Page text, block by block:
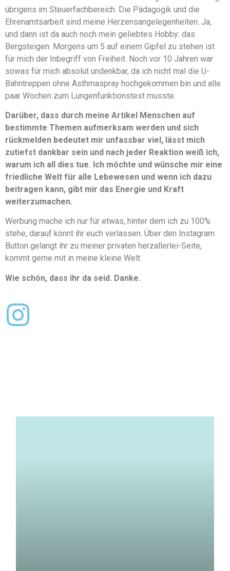
übrigens im Steuerfachbereich. Die Pädagogik und die
Ehrenamtsarbeit sind meine Herzensangelegenheiten. Ja,
und dann ist da auch noch mein geliebtes Hobby: das
Bergsteigen. Morgens um 5 auf einem Gipfel zu stehen ist
für mich der Inbegriff von Freiheit. Noch vor 10 Jahren war
sowas für mich absolut undenkbar, da ich nicht mal die U-
Bahntreppen ohne Asthmaspray hochgekommen bin und alle
paar Wochen zum Lungenfunktionstest musste.
Darüber, dass durch meine Artikel Menschen auf
bestimmte Themen aufmerksam werden und sich
rückmelden bedeutet mir unfassbar viel, lässt mich
zutiefst dankbar sein und nach jeder Reaktion weiß ich,
warum ich all dies tue. Ich möchte und wünsche mir eine
friedliche Welt für alle Lebewesen und wenn ich dazu
beitragen kann, gibt mir das Energie und Kraft
weiterzumachen.
Werbung mache ich nur für etwas, hinter dem ich zu 100%
stehe, darauf könnt ihr euch verlassen. Über den Instagram
Button gelangt ihr zu meiner privaten herzallerlei-Seite,
kommt gerne mit in meine kleine Welt.
Wie schön, dass ihr da seid. Danke.